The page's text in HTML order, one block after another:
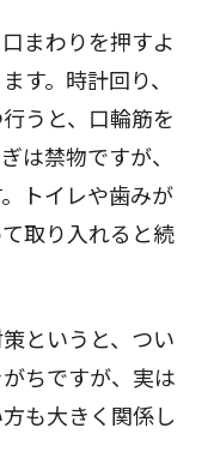
まわりを押すよ
す。時計回り、
うと、口輪筋を
は禁物ですが、
トイレや歯みが
取り入れると続
というと、つい
ちですが、実は
も大きく関係し